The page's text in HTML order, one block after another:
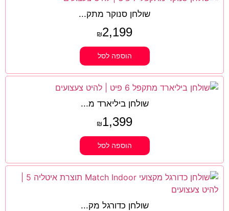
שולחן סנוקר מתק...
₪2,199
הוספה לסל
שולחן ביליארד מ...
₪1,399
הוספה לסל
שולחן כדורגל מק...